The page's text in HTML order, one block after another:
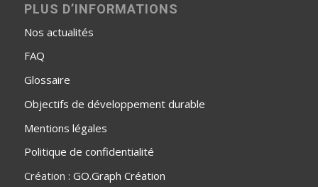
PLUS D’INFORMATIONS
Nos actualités
FAQ
Glossaire
Objectifs de développement durable
Mentions légales
Politique de confidentialité
Création : GO.Graph Création